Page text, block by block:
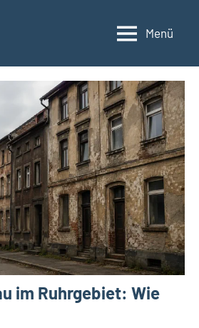
Menü
im Ruhrgebiet: Wie